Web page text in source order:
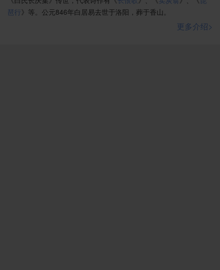
琶行》等。公元846年白居易去世于洛阳，葬于香山。
更多介绍>